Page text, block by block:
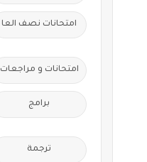
امتحانات نصف العا
امتحانات و مراجعات
برامج
ترجمة